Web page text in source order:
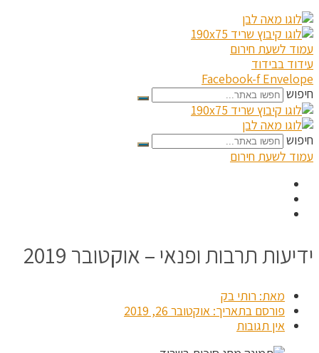
עמוד לשעת חירום
עידוד בבידוד
Facebook-f Envelope
חיפוש
חיפוש
עמוד לשעת חירום
ידיעות תרבות ופנאי – אוקטובר 2019
מאת: רותי בק
פורסם בתאריך: אוקטובר 26, 2019
אין תגובות